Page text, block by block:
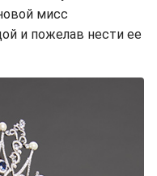
мисс
и пожелав нести ее